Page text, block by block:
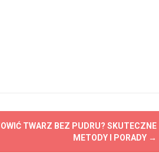
TWARZ BEZ PUDRU? SKUTECZNE
METODY I PORADY →